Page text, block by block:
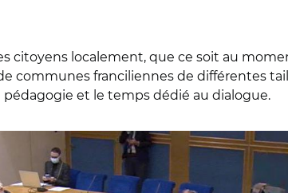
citoyens localement, que ce soit au
communes franciliennes de différentes
et le temps dédié au dialogue.